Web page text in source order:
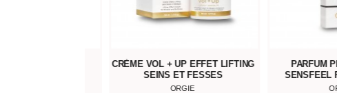
CRÈME VOL + UP EFFET LIFTING
SEINS ET FESSES
ORGIE
PARFUM
SENSFEEL